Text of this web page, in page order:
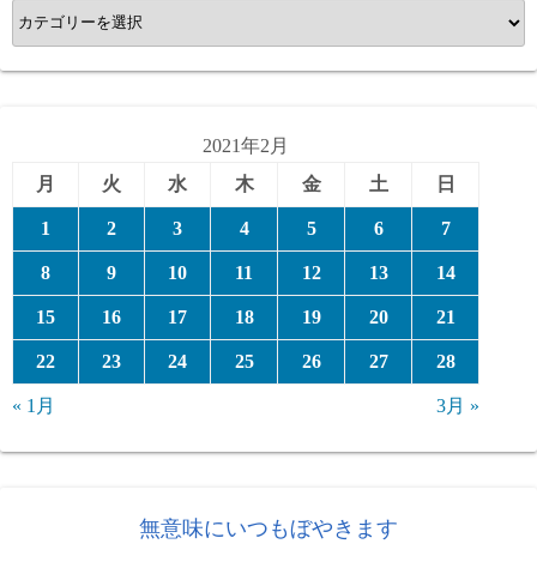
カ
テ
ゴ
2021年2月
月
火 水 木 金 土 日
1 2 3 4 5 6 7
8 9 10 11 12 13 14
15 16 17 18 19 20 21
22 23 24 25 26 27 28
« 1月 3月 »
無意味にいつもぼやきます